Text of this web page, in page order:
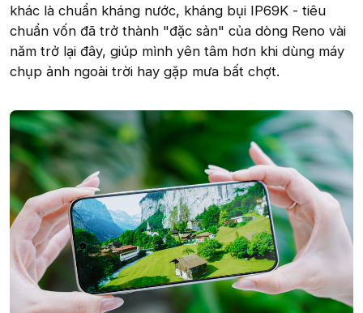
khác là chuẩn kháng nước, kháng bụi IP69K - tiêu
chuẩn vốn đã trở thành "đặc sản" của dòng Reno vài
năm trở lại đây, giúp mình yên tâm hơn khi dùng máy
chụp ảnh ngoài trời hay gặp mưa bất chợt.